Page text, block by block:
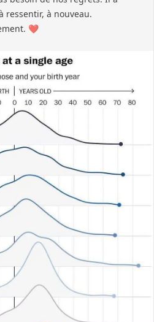
ressentir, à nouveau.
❤️